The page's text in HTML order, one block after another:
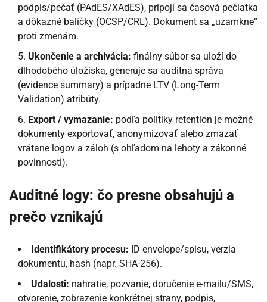
podpis/pečať (PAdES/XAdES), pripojí sa časová pečiatka
a dôkazné balíčky (OCSP/CRL). Dokument sa „uzamkne“
proti zmenám.
Ukončenie a archivácia: finálny súbor sa uloží do
dlhodobého úložiska, generuje sa auditná správa
(evidence summary) a prípadne LTV (Long-Term
Validation) atribúty.
Export / vymazanie: podľa politiky retention je možné
dokumenty exportovať, anonymizovať alebo zmazať
vrátane logov a záloh (s ohľadom na lehoty a zákonné
povinnosti).
Auditné logy: čo presne obsahujú a
prečo vznikajú
Identifikátory procesu: ID envelope/spisu, verzia
dokumentu, hash (napr. SHA-256).
Udalosti: nahratie, pozvanie, doručenie e-mailu/SMS,
otvorenie, zobrazenie konkrétnej strany, podpis,